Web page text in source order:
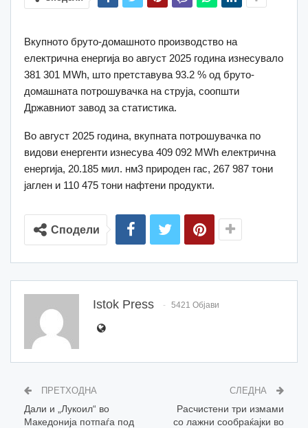
Вкупното бруто-домашното производство на
електрична енергија во август 2025 година изнесувало
381 301 МWh, што претставува 93.2 % од бруто-
домашната потрошувачка на струја, соопшти
Државниот завод за статистика.
Во август 2025 година, вкупната потрошувачка по
видови енергенти изнесува 409 092 МWh електрична
енергија, 20.185 мил. нм3 природен гас, 267 987 тони
јаглен и 110 475 тони нафтени продукти.
Сподели
Istok Press 5421 Објави
ПРЕТХОДНА
Дали и „Лукоил“ во
Македонија потпаѓа под
СЛЕДНА
Расчистени три измами
со лажни сообраќајки во